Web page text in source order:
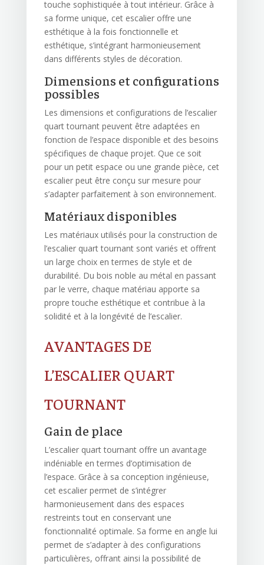
touche sophistiquée à tout intérieur. Grâce à
sa forme unique, cet escalier offre une
esthétique à la fois fonctionnelle et
esthétique, s’intégrant harmonieusement
dans différents styles de décoration.
Dimensions et configurations
possibles
Les dimensions et configurations de l’escalier
quart tournant peuvent être adaptées en
fonction de l’espace disponible et des besoins
spécifiques de chaque projet. Que ce soit
pour un petit espace ou une grande pièce, cet
escalier peut être conçu sur mesure pour
s’adapter parfaitement à son environnement.
Matériaux disponibles
Les matériaux utilisés pour la construction de
l’escalier quart tournant sont variés et offrent
un large choix en termes de style et de
durabilité. Du bois noble au métal en passant
par le verre, chaque matériau apporte sa
propre touche esthétique et contribue à la
solidité et à la longévité de l’escalier.
AVANTAGES DE
L’ESCALIER QUART
TOURNANT
Gain de place
L’escalier quart tournant offre un avantage
indéniable en termes d’optimisation de
l’espace. Grâce à sa conception ingénieuse,
cet escalier permet de s’intégrer
harmonieusement dans des espaces
restreints tout en conservant une
fonctionnalité optimale. Sa forme en angle lui
permet de s’adapter à des configurations
particulières, offrant ainsi la possibilité de